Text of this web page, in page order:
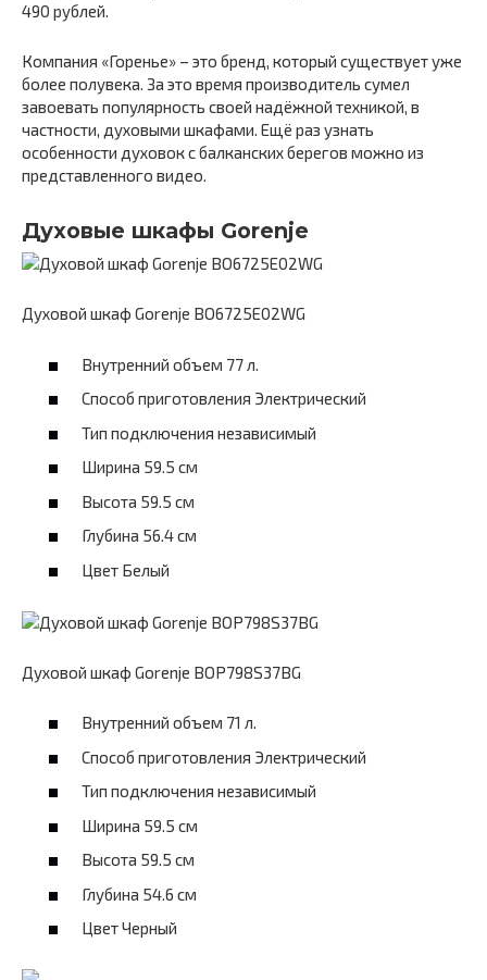
490 рублей.
Компания «Горенье» – это бренд, который существует уже
более полувека. За это время производитель сумел
завоевать популярность своей надёжной техникой, в
частности, духовыми шкафами. Ещё раз узнать
особенности духовок с балканских берегов можно из
представленного видео.
Духовые шкафы Gorenje
Духовой шкаф Gorenje BO6725E02WG
Внутренний объем 77 л.
Способ приготовления Электрический
Тип подключения независимый
Ширина 59.5 см
Высота 59.5 см
Глубина 56.4 см
Цвет Белый
Духовой шкаф Gorenje BOP798S37BG
Внутренний объем 71 л.
Способ приготовления Электрический
Тип подключения независимый
Ширина 59.5 см
Высота 59.5 см
Глубина 54.6 см
Цвет Черный